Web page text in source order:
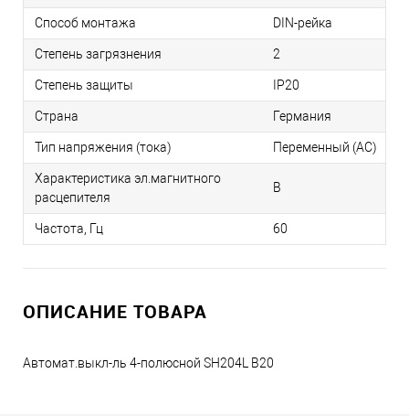
Способ монтажа DIN-рейка
Степень загрязнения 2
Степень защиты IP20
Страна Германия
Тип напряжения (тока) Переменный (AC)
Характеристика эл.магнитного
расцепителя
B
Частота, Гц 60
ОПИСАНИЕ ТОВАРА
Автомат.выкл-ль 4-полюсной SH204L B20